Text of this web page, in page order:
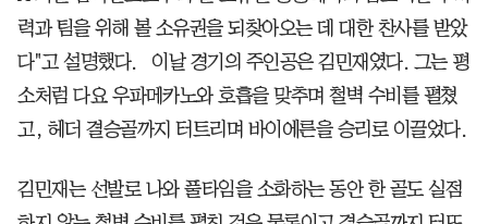
력과 팀을 위해 볼 소유권을 되찾아오는 데 대한 찬사를 받았
다"고 설명했다. 이날 경기의 주인공은 김민재였다. 그는 평
소처럼 다요 우파메카노와 호흡을 맞추며 철벽 수비를 펼쳤
고, 헤더 결승골까지 터트리며 바이에른을 승리로 이끌었다.
김민재는 선발로 나와 풀타임을 소화하는 동안 한 골도 실점